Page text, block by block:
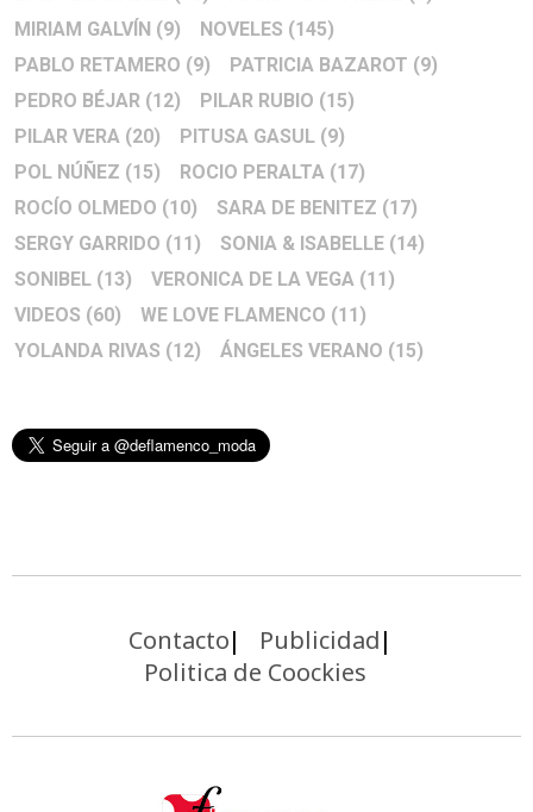
MIRIAM GALVÍN (9) NOVELES (145)
PABLO RETAMERO (9) PATRICIA BAZAROT (9)
PEDRO BÉJAR (12) PILAR RUBIO (15)
PILAR VERA (20) PITUSA GASUL (9)
POL NÚÑEZ (15) ROCIO PERALTA (17)
ROCÍO OLMEDO (10) SARA DE BENITEZ (17)
SERGY GARRIDO (11) SONIA & ISABELLE (14)
SONIBEL (13) VERONICA DE LA VEGA (11)
VIDEOS (60) WE LOVE FLAMENCO (11)
YOLANDA RIVAS (12) ÁNGELES VERANO (15)
Contacto
Publicidad
Politica de Coockies